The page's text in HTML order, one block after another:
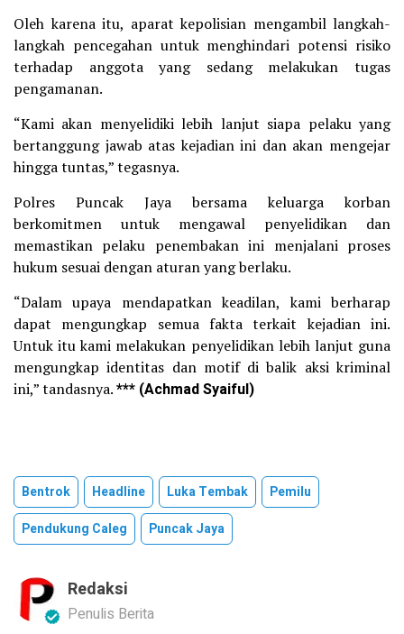
Oleh karena itu, aparat kepolisian mengambil langkah-
langkah pencegahan untuk menghindari potensi risiko
terhadap anggota yang sedang melakukan tugas
pengamanan.
“Kami akan menyelidiki lebih lanjut siapa pelaku yang
bertanggung jawab atas kejadian ini dan akan mengejar
hingga tuntas,” tegasnya.
Polres Puncak Jaya bersama keluarga korban
berkomitmen untuk mengawal penyelidikan dan
memastikan pelaku penembakan ini menjalani proses
hukum sesuai dengan aturan yang berlaku.
“Dalam upaya mendapatkan keadilan, kami berharap
dapat mengungkap semua fakta terkait kejadian ini.
Untuk itu kami melakukan penyelidikan lebih lanjut guna
mengungkap identitas dan motif di balik aksi kriminal
ini,” tandasnya.*** (Achmad Syaiful)
Bentrok Headline Luka Tembak
Pemilu
Pendukung Caleg
Puncak Jaya
Redaksi
Penulis Berita